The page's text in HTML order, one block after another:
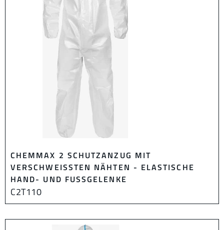
CHEMMAX 2 SCHUTZANZUG MIT
VERSCHWEISSTEN NÄHTEN - ELASTISCHE H
AND- UND FUSSGELENKE
C2T110